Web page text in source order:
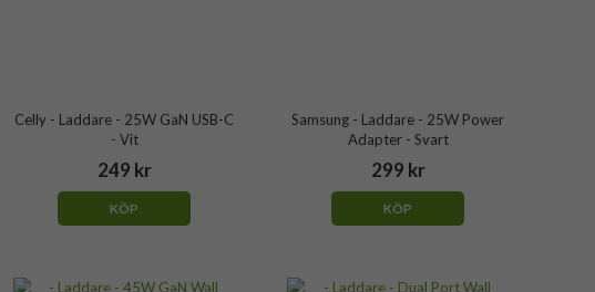
Celly - Laddare - 25W GaN USB-C
- Vit
249 kr
KÖP
Samsung - Laddare - 25W Power
Adapter - Svart
299 kr
KÖP